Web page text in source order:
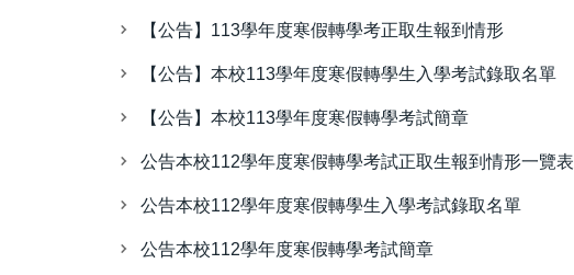
【公告】113學年度寒假轉學考正取生報到情形
【公告】本校113學年度寒假轉學生入學考試錄取名單
【公告】本校113學年度寒假轉學考試簡章
公告本校112學年度寒假轉學考試正取生報到情形一覽表
公告本校112學年度寒假轉學生入學考試錄取名單
公告本校112學年度寒假轉學考試簡章